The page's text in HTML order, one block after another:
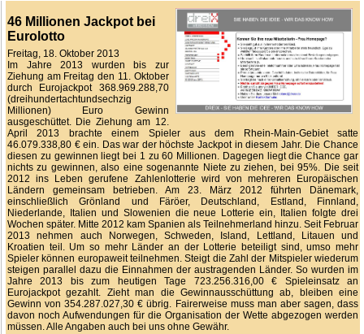
46 Millionen Jackpot bei
Eurolotto
Freitag, 18. Oktober 2013
Im Jahre 2013 wurden bis zur
Ziehung am Freitag den 11. Oktober
durch Eurojackpot 368.969.288,70
(dreihundertachtundsechzig
Millionen) Euro Gewinn
ausgeschüttet. Die Ziehung am 12.
April 2013 brachte einem Spieler aus dem Rhein-Main-Gebiet satte
46.079.338,80 € ein. Das war der höchste Jackpot in diesem Jahr. Die Chance
diesen zu gewinnen liegt bei 1 zu 60 Millionen. Dagegen liegt die Chance gar
nichts zu gewinnen, also eine sogenannte Niete zu ziehen, bei 95%. Die seit
2012 ins Leben gerufene Zahlenlotterie wird von mehreren Europäischen
Ländern gemeinsam betrieben. Am 23. März 2012 führten Dänemark,
einschließlich Grönland und Färöer, Deutschland, Estland, Finnland,
Niederlande, Italien und Slowenien die neue Lotterie ein, Italien folgte drei
Wochen später. Mitte 2012 kam Spanien als Teilnehmerland hinzu. Seit Februar
2013 nehmen auch Norwegen, Schweden, Island, Lettland, Litauen und
Kroatien teil. Um so mehr Länder an der Lotterie beteiligt sind, umso mehr
Spieler können europaweit teilnehmen. Steigt die Zahl der Mitspieler wiederum
steigen parallel dazu die Einnahmen der austragenden Länder. So wurden im
Jahre 2013 bis zum heutigen Tage 723.256.316,00 € Spieleinsatz an
Eurojackpot gezahlt. Zieht man die Gewinnausschüttung ab, bleiben eine
Gewinn von 354.287.027,30 € übrig. Fairerweise muss man aber sagen, dass
davon noch Aufwendungen für die Organisation der Wette abgezogen werden
müssen. Alle Angaben auch bei uns ohne Gewähr.